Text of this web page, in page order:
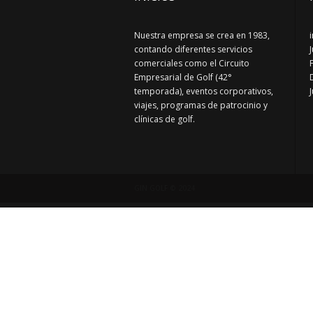
Nuestra empresa se crea en 1983,
contando diferentes servicios
comerciales como el Circuito
Empresarial de Golf (42°
temporada), eventos corporativos,
viajes, programas de patrocinio y
clínicas de golf.